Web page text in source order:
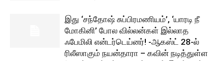
இது ‘சந்தோஷ் சுப்பிரமணியம்’, ‘யாரடி நீ
மோகினி’ போல வில்லன்கள் இல்லாத
ஃபேமிலி என்டர்டெய்னர்! -ஆகஸ்ட் 28-ல்
ரிலீஸாகும் நயன்தாரா – கவின் நடித்துள்ள